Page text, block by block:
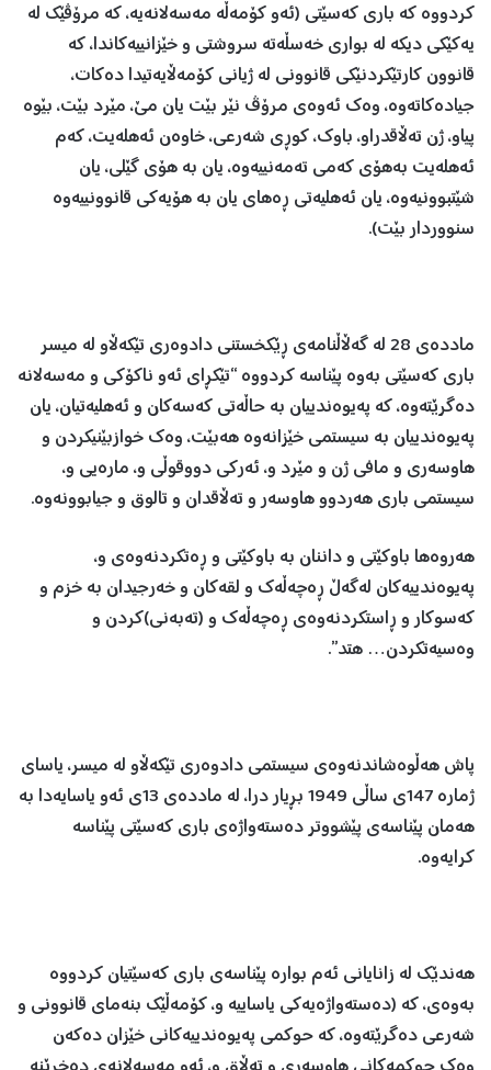
كردووه‌ كه‌ باری كه‌سێتی (ئه‌و كۆمه‌ڵه‌ مه‌سه‌لانه‌یه‌، كه‌ مرۆڤێك له‌
یه‌كێكی دیكه‌ له‌ بواری خه‌سڵه‌ته‌ سروشتی ‌و خێزانییه‌كاندا، كه‌
قانوون كارتێكردنێكی قانوونی له‌ ژیانی كۆمه‌ڵایه‌تیدا ده‌كات،
جیاده‌كاته‌وه‌، وه‌ك ئه‌وه‌ی مرۆڤ نێر بێت یان مێ، مێرد بێت، بێوه‌
پیاو، ژن ته‌ڵاقدراو، باوك، كوڕی شه‌رعی، خاوه‌ن ئه‌هله‌یت، كه‌م
ئه‌هله‌یت به‌هۆی كه‌می ته‌مەنییه‌وه‌، یان به‌ هۆی گێلی، یان
شێتبوونیه‌وه‌، یان ئه‌هلیه‌تی ڕه‌های یان به‌ هۆیه‌كی قانوونییه‌وه‌
سنووردار بێت).
مادده‌ی 28 له‌ گه‌ڵاڵنامه‌ی ڕێكخستنی دادوه‌ری تێكه‌ڵاو له‌ میسر
باری كه‌سێتی به‌وه‌ پێناسه‌ كردووه‌‌ “تێكڕای ئه‌و ناكۆكی‌ و مه‌سه‌لانه‌
ده‌گرێته‌وه‌، كه‌ په‌یوه‌ندییان به‌ حاڵه‌تی كه‌سه‌كان‌ و ئه‌هلیه‌تیان، یان
په‌یوه‌ندییان به‌ سیستمی خێزانه‌وه‌ هه‌بێت، وه‌ك خوازبێنیكردن و
هاوسه‌ری و مافی ژن و مێرد و، ئه‌ركی دووقوڵی و، ماره‌یی و،
سیستمی باری هه‌ردوو هاوسه‌ر ‌و ته‌ڵاقدان و تالوق و جیابوونه‌وه‌.
هه‌روه‌ها باوكێتی و داننان به‌ باوكێتی و ڕه‌تكردنه‌وه‌ی و،
په‌یوه‌ندییه‌كان له‌گه‌ڵ ڕه‌چه‌ڵه‌ك و لقه‌كان ‌و خه‌رجیدان به‌ خزم ‌و
كه‌سوكار‌ و ڕاستكردنه‌وه‌ی ڕه‌چه‌ڵه‌ك ‌و (تەبەنی)كردن ‌و
وه‌سیه‌تكردن… هتد”.
پاش هه‌ڵوه‌شاندنه‌وه‌ی سیستمی دادوه‌ری تێكه‌ڵاو له‌ میسر، یاسای
ژماره‌ 147ی ساڵی 1949 بڕیار درا‌، له‌ مادده‌ی 13ی ئه‌و یاسایه‌دا به‌
هه‌مان پێناسه‌ی پێشووتر ده‌سته‌واژه‌ی باری كه‌سێتی پێناسه‌
كرایەوە.
هه‌ندێك له‌ زانایانی ئه‌م بواره‌ پێناسه‌ی باری كه‌سێتیان كردووه‌
به‌وه‌ی، كه‌ (ده‌سته‌واژه‌یه‌كی یاساییه ‌‌و، كۆمه‌ڵێك بنه‌مای قانوونی ‌و
شه‌رعی ده‌گرێته‌وه‌، كه‌ حوكمی په‌یوه‌ندییه‌كانی خێزان ده‌كه‌ن